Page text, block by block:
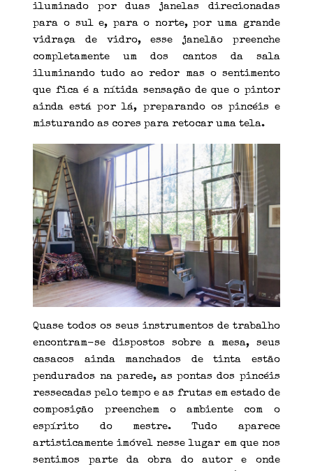
iluminado por duas janelas direcionadas
para o sul e, para o norte, por uma grande
vidraça de vidro, esse janelão preenche
completamente um dos cantos da sala
iluminando tudo ao redor mas o sentimento
que fica é a nítida sensação de que o pintor
ainda está por lá, preparando os pincéis e
misturando as cores para retocar uma tela.
Quase todos os seus instrumentos de trabalho
encontram-se dispostos sobre a mesa, seus
casacos ainda manchados de tinta estão
pendurados na parede, as pontas dos pincéis
ressecadas pelo tempo e as frutas em estado de
composição preenchem o ambiente com o
espírito do mestre. Tudo aparece
artisticamente imóvel nesse lugar em que nos
sentimos parte da obra do autor e onde